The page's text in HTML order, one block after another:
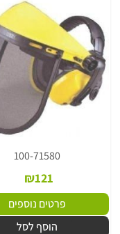
100-71580
₪121
פרטים נוספים
הוסף לסל